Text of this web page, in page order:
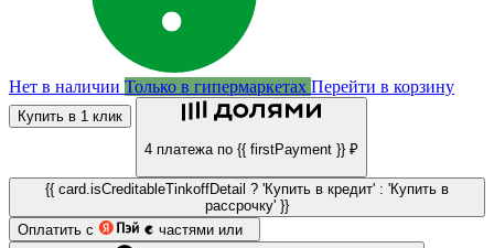
Нет в наличии Только в гипермаркетах Перейти в корзину
Купить в 1 клик
4 платежа по {{ firstPayment }} ₽
{{ card.isCreditableTinkoffDetail ? 'Купить в кредит' : 'Купить в
рассрочку' }}
Оплатить с
частями или